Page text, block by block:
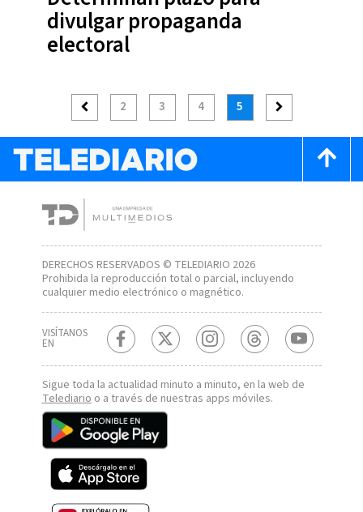
divulgar propaganda
electoral
2 3 4 5
DERECHOS RESERVADOS © TELEDIARIO 2026
Prohibida la reproducción total o parcial, incluyendo
cualquier medio electrónico o magnético.
VISÍTANOS
EN
Sigue toda la actualidad minuto a minuto, en la web de
Telediario o a través de nuestras apps móviles.